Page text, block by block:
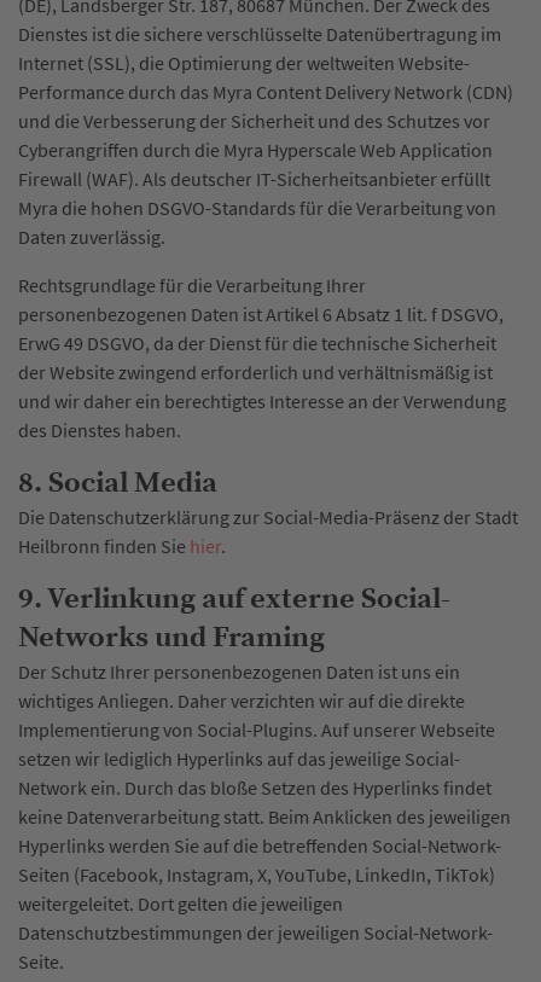
(DE), Landsberger Str. 187, 80687 München. Der Zweck des
Dienstes ist die sichere verschlüsselte Datenübertragung im
Internet (SSL), die Optimierung der weltweiten Website-
Performance durch das Myra Content Delivery Network (CDN)
und die Verbesserung der Sicherheit und des Schutzes vor
Cyberangriffen durch die Myra Hyperscale Web Application
Firewall (WAF). Als deutscher IT-Sicherheitsanbieter erfüllt
Myra die hohen DSGVO-Standards für die Verarbeitung von
Daten zuverlässig.
Rechtsgrundlage für die Verarbeitung Ihrer
personenbezogenen Daten ist Artikel 6 Absatz 1 lit. f DSGVO,
ErwG 49 DSGVO, da der Dienst für die technische Sicherheit
der Website zwingend erforderlich und verhältnismäßig ist
und wir daher ein berechtigtes Interesse an der Verwendung
des Dienstes haben.
8. Social Media
Die Datenschutzerklärung zur Social-Media-Präsenz der Stadt
Heilbronn finden Sie hier.
9. Verlinkung auf externe Social-
Networks und Framing
Der Schutz Ihrer personenbezogenen Daten ist uns ein
wichtiges Anliegen. Daher verzichten wir auf die direkte
Implementierung von Social-Plugins. Auf unserer Webseite
setzen wir lediglich Hyperlinks auf das jeweilige Social-
Network ein. Durch das bloße Setzen des Hyperlinks findet
keine Datenverarbeitung statt. Beim Anklicken des jeweiligen
Hyperlinks werden Sie auf die betreffenden Social-Network-
Seiten (Facebook, Instagram, X, YouTube, LinkedIn, TikTok)
weitergeleitet. Dort gelten die jeweiligen
Datenschutzbestimmungen der jeweiligen Social-Network-
Seite.